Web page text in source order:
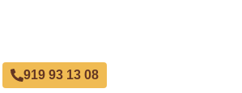
919 93 13 08